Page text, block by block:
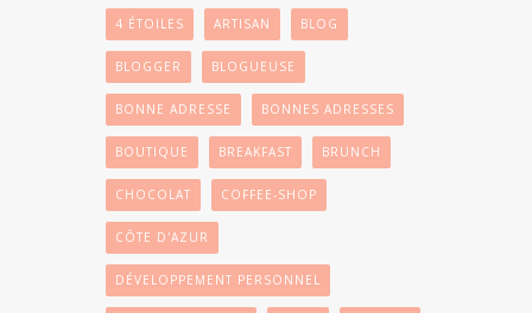
4 ÉTOILES ARTISAN BLOG
BLOGGER BLOGUEUSE
BONNE ADRESSE BONNES ADRESSES
BOUTIQUE BREAKFAST BRUNCH
CHOCOLAT COFFEE-SHOP
CÔTE D'AZUR
DÉVELOPPEMENT PERSONNEL